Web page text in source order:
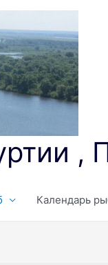
,
Календарь